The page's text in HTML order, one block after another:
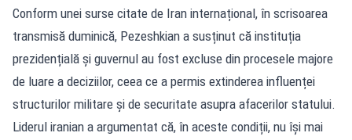
Conform unei surse citate de Iran internațional, în scrisoarea
transmisă duminică, Pezeshkian a susținut că instituția
prezidențială și guvernul au fost excluse din procesele majore
de luare a deciziilor, ceea ce a permis extinderea influenței
structurilor militare și de securitate asupra afacerilor statului.
Liderul iranian a argumentat că, în aceste condiții, nu își mai